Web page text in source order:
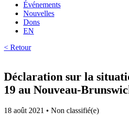
Événements
Nouvelles
Dons
EN
< Retour
Déclaration sur la
19 au Nouveau-
18 août 2021 • Non classifié(e)